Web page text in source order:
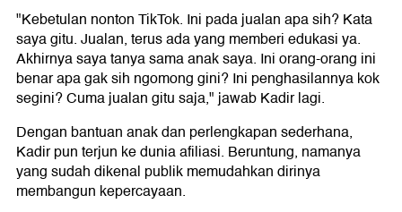
"Kebetulan nonton TikTok. Ini pada jualan apa sih? Kata
saya gitu. Jualan, terus ada yang memberi edukasi ya.
Akhirnya saya tanya sama anak saya. Ini orang-orang ini
benar apa gak sih ngomong gini? Ini penghasilannya kok
segini? Cuma jualan gitu saja," jawab Kadir lagi.
Dengan bantuan anak dan perlengkapan sederhana,
Kadir pun terjun ke dunia afiliasi. Beruntung, namanya
yang sudah dikenal publik memudahkan dirinya
membangun kepercayaan.